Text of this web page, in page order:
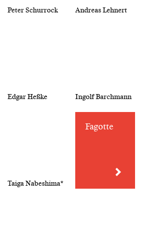
Peter Schurrock Andreas Lehnert
Edgar Heßke Ingolf Barchmann
Taiga Nabeshima*
Fagotte